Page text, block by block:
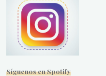
Síguenos en Spotify